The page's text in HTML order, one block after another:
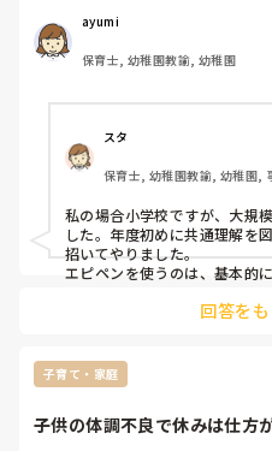
どのように使用するか、どの
使用した事がある方は、ア
えて頂きたいです！
ayumi
保育士, 幼稚園教諭, 幼稚園
スタ
保育士, 幼稚園教諭, 幼稚園,
私の場合小学校ですが、大規
した。年度初めに共通理解を
招いてやりました。
エピペンを使うのは、基本的
エピペンは体重で量が違うの
回答を
子育て・家庭
子供の体調不良で休みは仕方